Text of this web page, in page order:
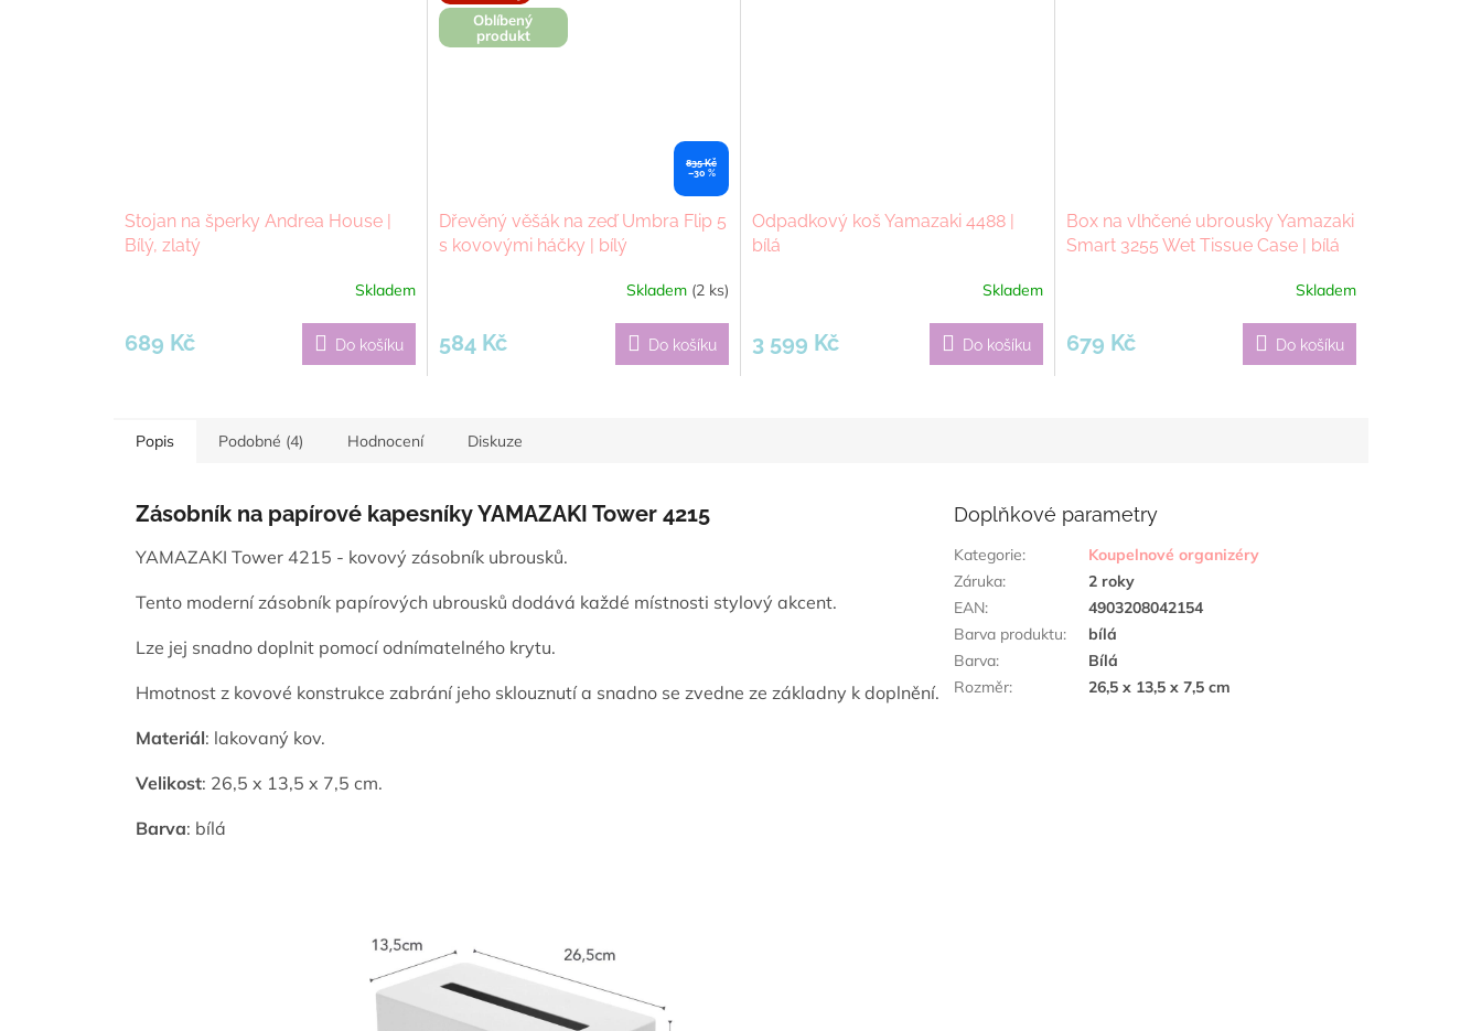
Stojan na šperky Andrea House |
Bílý, zlatý
produktu
je
hvězdiček.
Skladem
689 Kč Do košíku
Oblíbený
produkt
835 Kč
–30 %
Dřevěný věšák na zeď Umbra Flip 5
s kovovými háčky | bílý
produktu
je
hvězdiček.
Skladem (2 ks)
584 Kč Do košíku
Odpadkový koš Yamazaki 4488 |
bílá
Skladem
3 599 Kč Do košíku
Box na vlhčené ubrousky Yamazaki
Smart 3255 Wet Tissue Case | bílá
Skladem
679 Kč Do košíku
Popis Podobné (4) Hodnocení Diskuze
Zásobník na papírové kapesníky YAMAZAKI Tower 4215
YAMAZAKI Tower 4215 - kovový zásobník ubrousků.
Tento moderní zásobník papírových ubrousků dodává každé místnosti stylový akcent.
Lze jej snadno doplnit pomocí odnímatelného krytu.
Hmotnost z kovové konstrukce zabrání jeho sklouznutí a snadno se zvedne ze základny k doplnění.
Materiál: lakovaný kov.
Velikost: 26,5 x 13,5 x 7,5 cm.
Barva: bílá
Doplňkové parametry
Kategorie:
Koupelnové organizéry
Záruka:
2 roky
EAN:
4903208042154
Barva produktu:
bílá
Barva:
Bílá
Rozměr: 26,5 x 13,5 x 7,5 cm